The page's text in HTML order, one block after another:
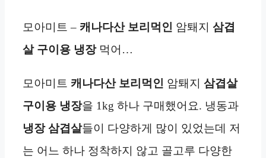
모아미트 – 캐나다산 보리먹인 암퇘지 삼겹
살 구이용 냉장먹어…
모아미트 캐나다산 보리먹인 암퇘지 삼겹살
구이용 냉장을 1kg 하나 구매했어요. 냉동과
냉장 삼겹살들이 다양하게 많이 있었는데 저
는 어느 하나 정착하지 않고 골고루 다양한